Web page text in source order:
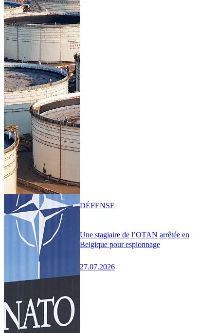
Une stagiaire de l’OTAN arrêtée en
Belgique pour espionnage
27.07.2026
DÉFENSE